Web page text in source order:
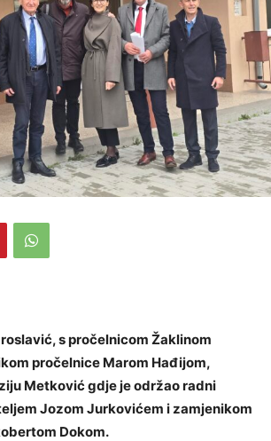
s pročelnicom Žaklinom
pročelnice Marom Hađijom,
Metković gdje je održao radni
Jozom Jurkovićem i zamjenikom
Dokom.